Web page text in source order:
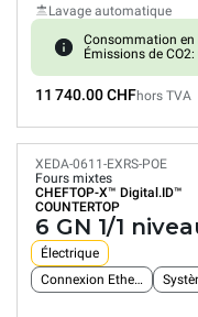
Lavage automatique
Consommation en
Émissions de
11 740.00 CHFhors TVA
XEDA-0611-EXRS-POE
Fours mixtes
CHEFTOP-X™ Digital.ID™
COUNTERTOP
6 GN 1/1
Électrique
Connexion Ethernet intégrée